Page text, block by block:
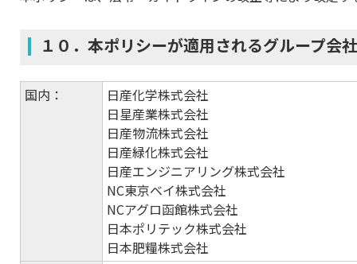
１０．本ポリシーが適用されるグループ会社
国内：
日産化学株式会社
日星産業株式会社
日産物流株式会社
日産緑化株式会社
日産エンジニアリング株式会社
NC東京ベイ株式会社
NCアグロ函館株式会社
日本ポリテック株式会社
日本肥糧株式会社